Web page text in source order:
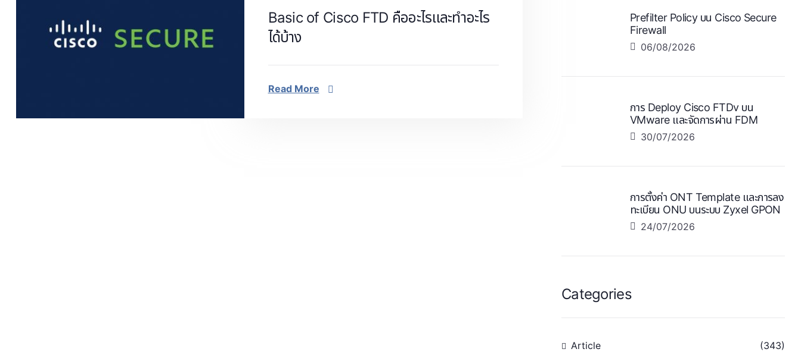
Basic of Cisco FTD คืออะไรและทำอะไร
ได้บ้าง
Read More
Prefilter Policy บน Cisco Secure
Firewall
06/08/2026
การ Deploy Cisco FTDv บน
VMware และจัดการผ่าน FDM
30/07/2026
การตั้งค่า ONT Template และการลง
ทะเบียน ONU บนระบบ Zyxel GPON
24/07/2026
Categories
Article (343)